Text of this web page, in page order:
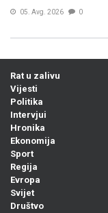
Rat u zalivu
Vijesti
Politika
Intervjui
Hronika
Ekonomija
Sport
Regija
Evropa
Svijet
Društvo